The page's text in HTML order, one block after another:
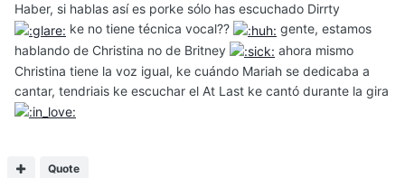
Haber, si hablas así es porke sólo has escuchado Dirrty
ke no tiene técnica vocal??
gente, estamos
hablando de Christina no de Britney
ahora mismo
Christina tiene la voz igual, ke cuándo Mariah se dedicaba a
cantar, tendriais ke escuchar el At Last ke cantó durante la gira
Quote